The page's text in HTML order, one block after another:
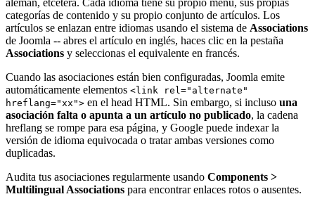
categorías de contenido y su propio conjunto de artículos. Los
artículos se enlazan entre idiomas usando el sistema de Associations
de Joomla -- abres el artículo en inglés, haces clic en la pestaña
Associations y seleccionas el equivalente en francés.
Cuando las asociaciones están bien configuradas, Joomla emite
automáticamente elementos <link rel="alternate"
hreflang="xx"> en el head HTML. Sin embargo, si incluso una
asociación falta o apunta a un artículo no publicado, la cadena
hreflang se rompe para esa página, y Google puede indexar la
versión de idioma equivocada o tratar ambas versiones como
duplicadas.
Audita tus asociaciones regularmente usando Components >
Multilingual Associations para encontrar enlaces rotos o ausentes.